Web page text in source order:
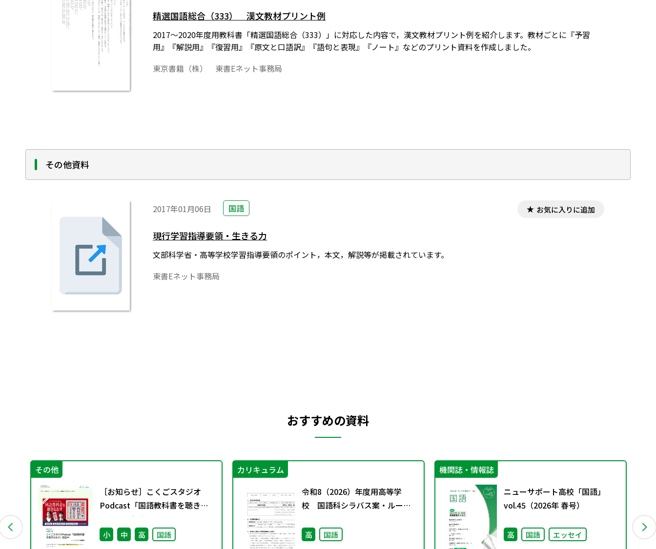
精選国語総合（333） 漢文教材プリント例
2017～2020年度用教科書「精選国語総合（333）」に対応した内容で，漢文教材プリント例を紹介します。教材ごとに『予習
用』『解説用』『復習用』『原文と口語訳』『語句と表現』『ノート』などのプリント資料を作成しました。
東京書籍（株） 東書Eネット事務局
その他資料
2017年01月06日 国語 お気に入りに追加
現行学習指導要領・生きる力
文部科学省・高等学校学習指導要領のポイント，本文，解説等が掲載されています。
東書Eネット事務局
おすすめの資料
その他
［お知らせ］こくごスタジオ
Podcast「国語教科書を聴きな
おす」配信中
小 中 高 国語
カリキュラム
令和8（2026）年度用高等学
校 国語科シラバス案・ルーブ
高 国語
機関誌・情報誌
ニューサポート高校「国語」
vol.45（2026年 春号）
高 国語 エッセイ